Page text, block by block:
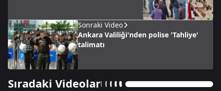
Sonraki Video
Ankara Valiliği'nden polise 'Tahliye'
talimatı
Sıradaki Videolar